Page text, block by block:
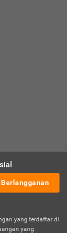
Berlangganan
yang terdaftar di
yang